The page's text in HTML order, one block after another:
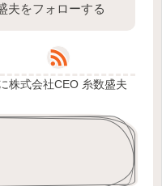
夫をフォローする
株式会社CEO 糸数盛夫